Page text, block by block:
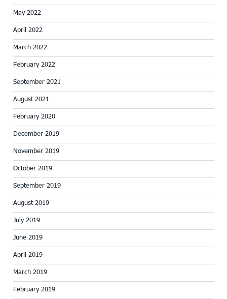
May 2022
April 2022
March 2022
February 2022
September 2021
August 2021
February 2020
December 2019
November 2019
October 2019
September 2019
August 2019
July 2019
June 2019
April 2019
March 2019
February 2019